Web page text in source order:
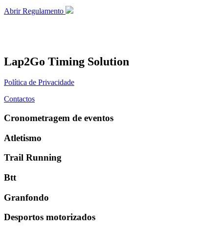
Abrir Regulamento
Lap2Go Timing Solution
Política de Privacidade
Contactos
Cronometragem de eventos
Atletismo
Trail Running
Btt
Granfondo
Desportos motorizados